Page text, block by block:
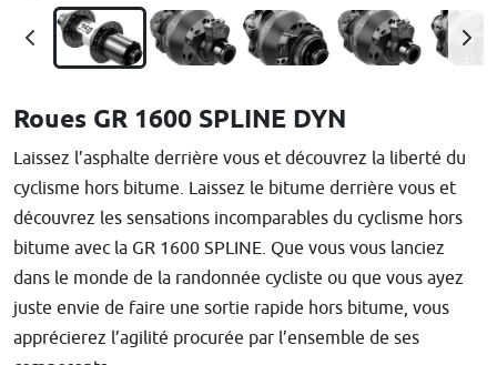
Roues GR 1600 SPLINE DYN
Laissez l’asphalte derrière vous et découvrez la liberté du
cyclisme hors bitume. Laissez le bitume derrière vous et
découvrez les sensations incomparables du cyclisme hors
bitume avec la GR 1600 SPLINE. Que vous vous lanciez
dans le monde de la randonnée cycliste ou que vous ayez
juste envie de faire une sortie rapide hors bitume, vous
apprécierez l’agilité procurée par l’ensemble de ses